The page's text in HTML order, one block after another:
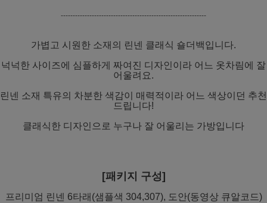
-------------------------------------------------------------
가볍고 시원한 소재의 린넨 클래식 숄더백입니다.
넉넉한 사이즈에 심플하게 짜여진 디자인이라 어느 옷차림에 잘
어울려요.
린넨 소재 특유의 차분한 색감이 매력적이라 어느 색상이던 추천
드립니다!
클래식한 디자인으로 누구나 잘 어울리는 가방입니다
[패키지 구성]
프리미엄 린넨 6타래(샘플색 304,307), 도안(동영상 큐알코드)